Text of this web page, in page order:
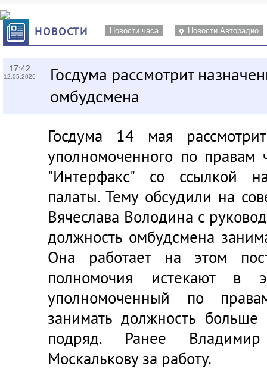
НОВОСТИ Новости часа Новости Авторадио
17:42
12.05.2026
Госдума рассмотрит
омбудсмена
Госдума 14 мая
уполномоченного по правам
"Интерфакс" со ссылкой
палаты. Тему обсудили на
Вячеслава Володина с
должность омбудсмена
Она работает на этом
полномочия истекают в
уполномоченный по
занимать должность больше
подряд. Ранее
Москалькову за работу.